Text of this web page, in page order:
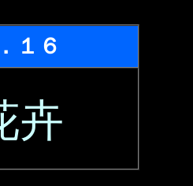
１６
卉